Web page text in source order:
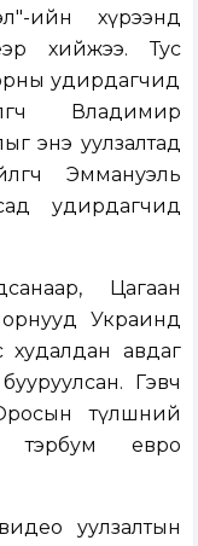
ийн хүрээнд
хийжээ. Тус
удирдагчид
Владимир
энэ уулзалтад
Эммануэль
удирдагчид
Цагаан
Украинд
авдаг
Гэвч
түлшний
тэрбум евро
уулзалтын